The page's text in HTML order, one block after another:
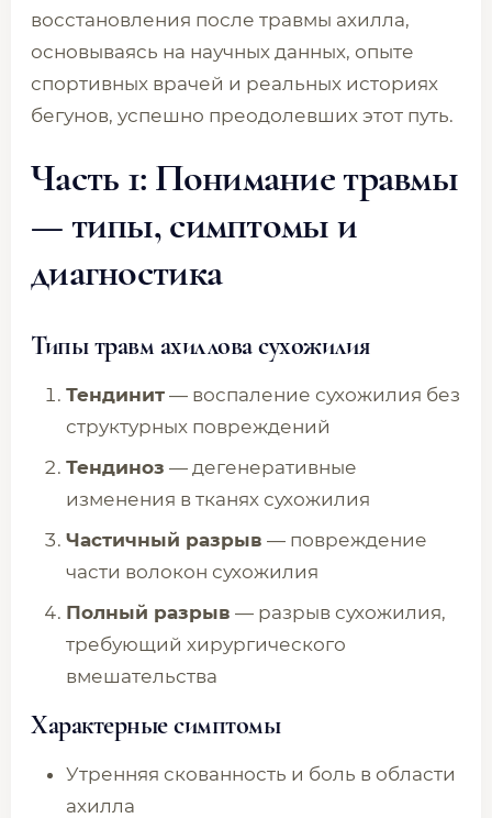
восстановления после травмы ахилла,
основываясь на научных данных, опыте
спортивных врачей и реальных историях
бегунов, успешно преодолевших этот путь.
Часть 1: Понимание травмы
— типы, симптомы и
диагностика
Типы травм ахиллова сухожилия
Тендинит — воспаление сухожилия без
структурных повреждений
Тендиноз — дегенеративные
изменения в тканях сухожилия
Частичный разрыв — повреждение
части волокон сухожилия
Полный разрыв — разрыв сухожилия,
требующий хирургического
вмешательства
Характерные симптомы
Утренняя скованность и боль в области
ахилла